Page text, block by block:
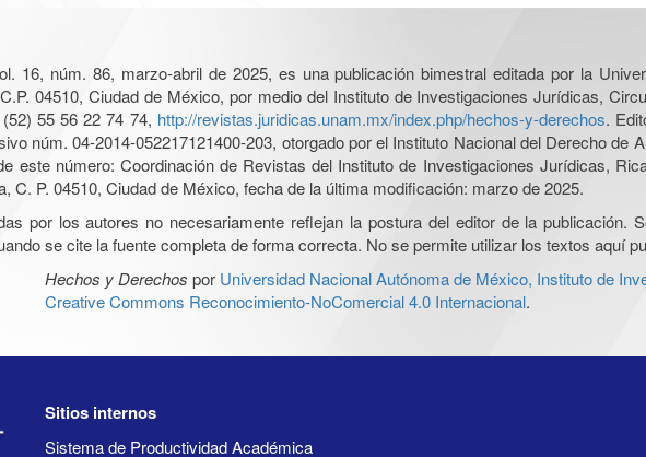
16, núm. 86, marzo-abril de 2025, es una publicación bimestral editada por la
04510, Ciudad de México, por medio del Instituto de Investigaciones Jurídicas,
55 56 22 74 74, http://revistas.juridicas.unam.mx/index.php/hechos-y-derechos.
núm. 04-2014-052217121400-203, otorgado por el Instituto Nacional del Derecho de
este número: Coordinación de Revistas del Instituto de Investigaciones Jurídicas,
C. P. 04510, Ciudad de México, fecha de la última modificación: marzo de 2025.
por los autores no necesariamente reflejan la postura del editor de la
se cite la fuente completa de forma correcta. No se permite utilizar los textos aquí
Hechos y Derechos por Universidad Nacional Autónoma de México, Instituto de
Creative Commons Reconocimiento-NoComercial 4.0 Internacional.
Sitios internos
Sistema de Productividad Académica